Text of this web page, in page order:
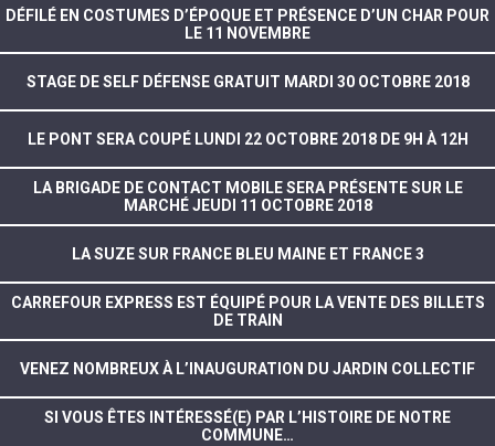
DÉFILÉ EN COSTUMES D’ÉPOQUE ET PRÉSENCE D’UN CHAR POUR
LE 11 NOVEMBRE
STAGE DE SELF DÉFENSE GRATUIT MARDI 30 OCTOBRE 2018
LE PONT SERA COUPÉ LUNDI 22 OCTOBRE 2018 DE 9H À 12H
LA BRIGADE DE CONTACT MOBILE SERA PRÉSENTE SUR LE
MARCHÉ JEUDI 11 OCTOBRE 2018
LA SUZE SUR FRANCE BLEU MAINE ET FRANCE 3
CARREFOUR EXPRESS EST ÉQUIPÉ POUR LA VENTE DES BILLETS
DE TRAIN
VENEZ NOMBREUX À L’INAUGURATION DU JARDIN COLLECTIF
SI VOUS ÊTES INTÉRESSÉ(E) PAR L’HISTOIRE DE NOTRE
COMMUNE…